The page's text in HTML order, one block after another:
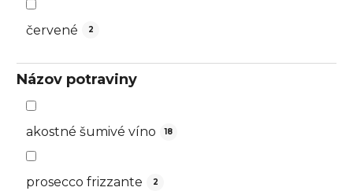
červené 2
Názov potraviny
akostné šumivé víno 18
prosecco frizzante 2